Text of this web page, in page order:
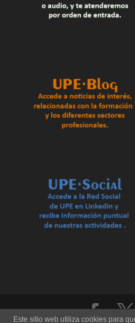
Este sitio web utiliza cookies para